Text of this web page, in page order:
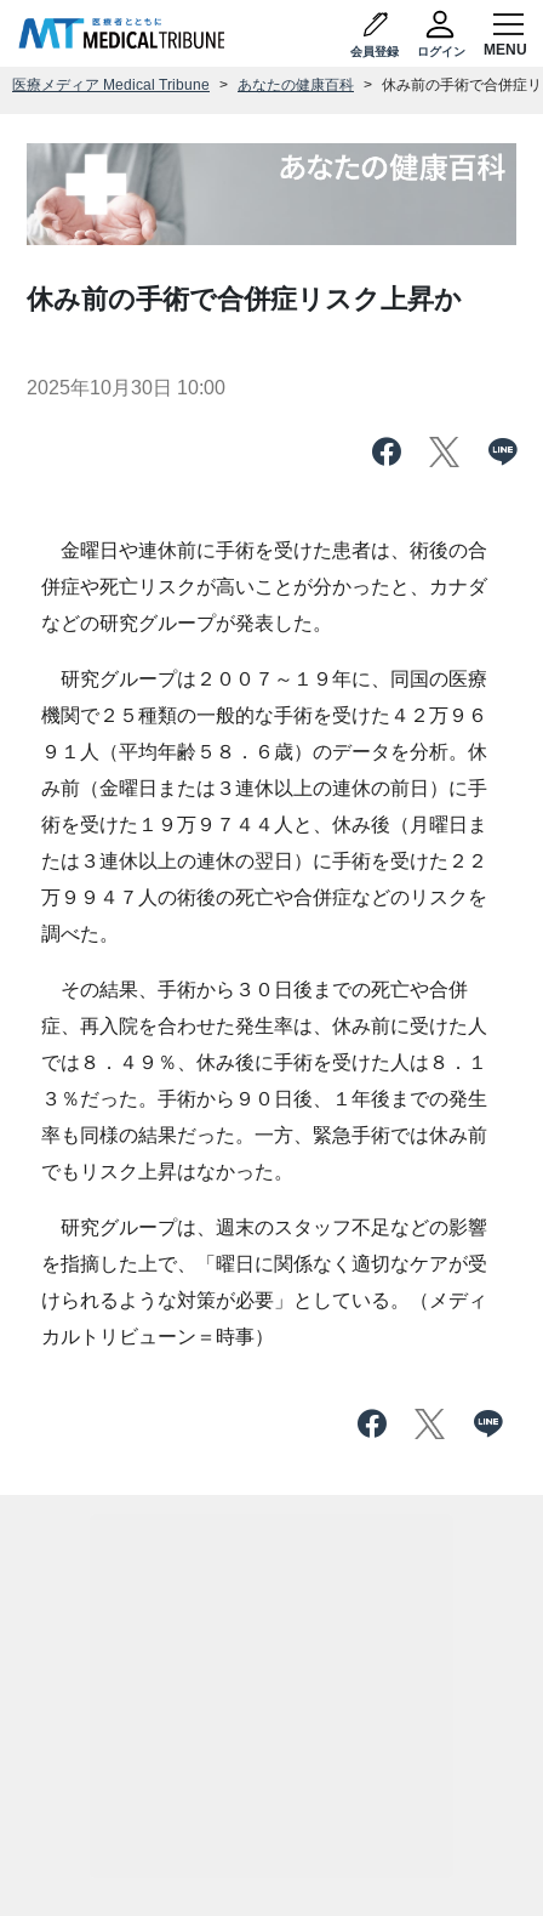
会員登録 ログイン
医療メディア Medical Tribune あなたの健康百科 休み前の手術で合併症
休み前の手術で合併症リスク上昇か
2025年10月30日 10:00
金曜日や連休前に手術を受けた患者は、術後の合
併症や死亡リスクが高いことが分かったと、カナダ
などの研究グループが発表した。
研究グループは２００７～１９年に、同国の医療
機関で２５種類の一般的な手術を受けた４２万９６
９１人（平均年齢５８．６歳）のデータを分析。休
み前（金曜日または３連休以上の連休の前日）に手
術を受けた１９万９７４４人と、休み後（月曜日ま
たは３連休以上の連休の翌日）に手術を受けた２２
万９９４７人の術後の死亡や合併症などのリスクを
調べた。
その結果、手術から３０日後までの死亡や合併
症、再入院を合わせた発生率は、休み前に受けた人
では８．４９％、休み後に手術を受けた人は８．１
３％だった。手術から９０日後、１年後までの発生
率も同様の結果だった。一方、緊急手術では休み前
でもリスク上昇はなかった。
研究グループは、週末のスタッフ不足などの影響
を指摘した上で、「曜日に関係なく適切なケアが受
けられるような対策が必要」としている。（メディ
カルトリビューン＝時事）